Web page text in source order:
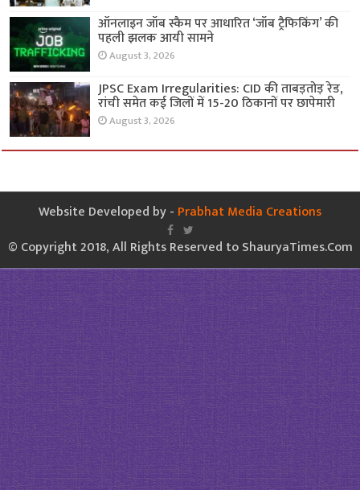
ऑनलाइन जॉब स्कैम पर आधारित ‘जॉब ट्रैफिकिंग’ की
पहली झलक आयी सामने
August 3, 2026
JPSC Exam Irregularities: CID की ताबड़तोड़ रेड,
रांची समेत कई जिलों में 15-20 ठिकानों पर छापेमारी
August 3, 2026
Website Developed by - Prabhat Media Creations
© Copyright 2018, All Rights Reserved to ShauryaTimes.Com